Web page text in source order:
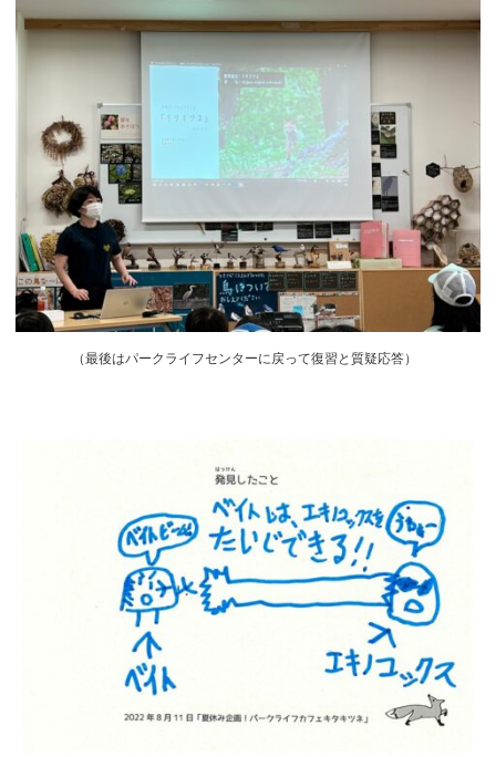
（最後はパークライフセンターに戻って復習と質疑応答）